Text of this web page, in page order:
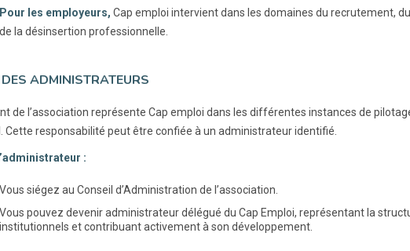
Pour les employeurs, Cap emploi intervient dans les domaines du recrutement,
de la désinsertion professionnelle.
ADMINISTRATEURS
de l’association représente Cap emploi dans les différentes instances de
Cette responsabilité peut être confiée à un administrateur identifié.
:
Vous siégez au Conseil d’Administration de l’association.
Vous pouvez devenir administrateur délégué du Cap Emploi, représentant la
institutionnels et contribuant activement à son développement.